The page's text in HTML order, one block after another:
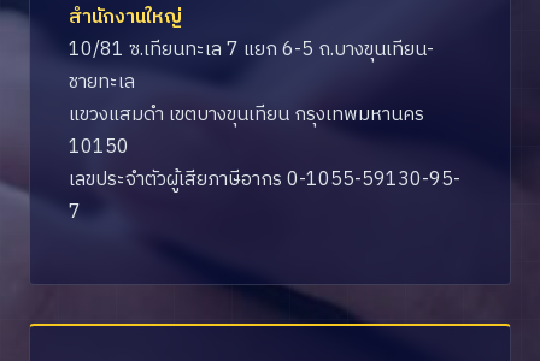
สำนักงานใหญ่
10/81 ซ.เทียนทะเล 7 แยก 6-5 ถ.บางขุนเทียน-
ชายทะเล
แขวงแสมดำ เขตบางขุนเทียน กรุงเทพมหานคร
10150
เลขประจำตัวผู้เสียภาษีอากร 0-1055-59130-95-
7